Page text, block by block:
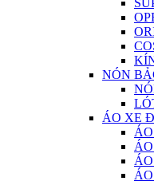
NÓN
ÁO XE